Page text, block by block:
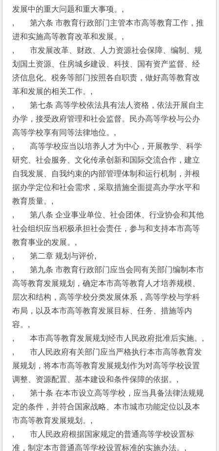
发展中的重大问题和重大事项。,
,　　第六条 市教育行政部门主管本市高等教育工作，推
进和实施高等教育改革和发展。,
,　　市发展改革、财政、人力资源社会保障、编制、规
划国土资源、住房城乡建设、科技、国有资产监督、经
济信息化、税务等部门按照各自职责，做好高等教育改
革和发展的相关工作。,
,　　第七条 高等学校依法具有法人资格，依法开展自主
办学，接受政府管理和社会监督。民办高等学校与公办
高等学校享有同等法律地位。,
,　　高等学校应当以培养人才为中心，开展教学、科学
研究、社会服务、文化传承创新和国际交流合作，建立
自我发展、自我约束的内部管理体制和运行机制，并根
据办学定位和社会需求，采取措施全面提高办学水平和
教育质量。,
,　　第八条 企业事业单位、社会团体、行业协会和其他
社会组织应当积极承担社会责任，参与和支持本市高等
教育事业的发展。,
,　　第二章 规划与评价,
,　　第九条 市教育行政部门应当会同有关部门编制本市
高等教育发展规划，确定本市高等教育人才培养规模、
层次和结构，高等学校分类发展体系，高等学校与学科
布局，以及本市高等教育发展目标、任务、措施等内
容。,
,　　本市高等教育发展规划经市人民政府批准后实施。,
,　　市人民政府有关部门应当严格执行本市高等教育发
展规划，将本市高等教育发展规划作为对高等学校设置
调整、资源配置、基本建设和条件保障的依据。,
,　　第十条 在本市设立高等学校，应当具备法律法规规
定的条件，并符合国家战略、本市城市功能定位以及本
市高等教育发展规划。,
,　　市人民政府根据国家规定的普通高等学校设置标
准，制定本市普通高等学校设置标准的实施办法。,